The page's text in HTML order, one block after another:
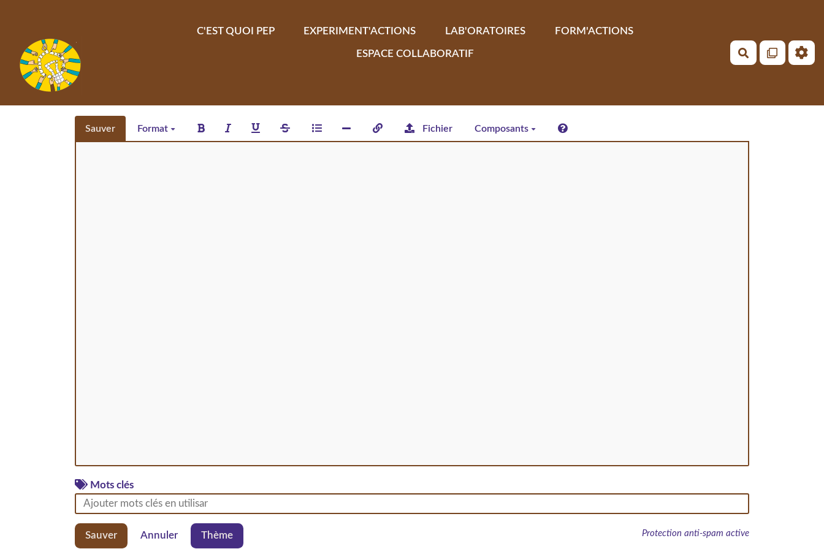
C'EST QUOI PEP
EXPERIMENT'ACTIONS LAB'ORATOIRES FORM'ACTIONS
ESPACE COLLABORATIF Rechercher
Sauver Format Fichier Composants
Mots clés
Sauver Annuler Thème Protection anti-spam active